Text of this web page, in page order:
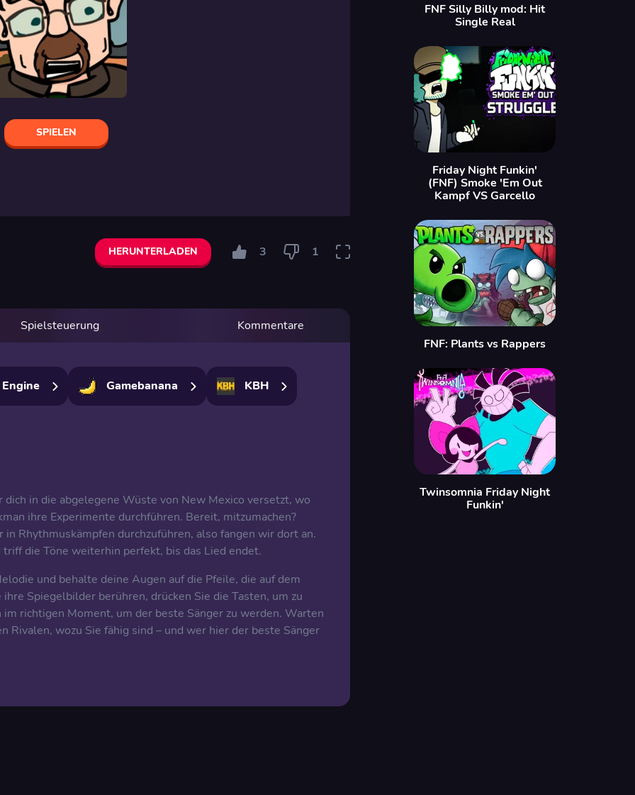
SPIELEN
HERUNTERLADEN 3 1
Spielsteuerung Kommentare
Gamebanana KBH
dich in die abgelegene Wüste von New Mexico versetzt, wo
ihre Experimente durchführen. Bereit, mitzumachen?
Rhythmuskämpfen durchzuführen, also fangen wir dort an.
die Töne weiterhin perfekt, bis das Lied endet.
und behalte deine Augen auf die Pfeile, die auf dem
Spiegelbilder berühren, drücken Sie die Tasten, um zu
richtigen Moment, um der beste Sänger zu werden. Warten
Rivalen, wozu Sie fähig sind – und wer hier der beste Sänger
FNF Silly Billy mod: Hit
Single Real
Friday Night Funkin'
(FNF) Smoke 'Em Out
Kampf VS Garcello
FNF: Plants vs Rappers
Twinsomnia Friday Night
Funkin'